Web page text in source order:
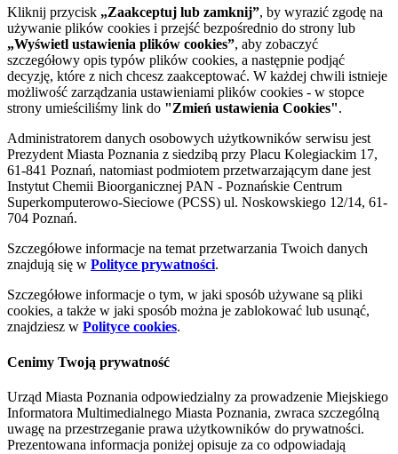
Kliknij przycisk „Zaakceptuj lub zamknij”, by wyrazić zgodę na
używanie plików cookies i przejść bezpośrednio do strony lub
„Wyświetl ustawienia plików cookies”, aby zobaczyć
szczegółowy opis typów plików cookies, a następnie podjąć
decyzję, które z nich chcesz zaakceptować. W każdej chwili istnieje
możliwość zarządzania ustawieniami plików cookies - w stopce
strony umieściliśmy link do "Zmień ustawienia Cookies".
Administratorem danych osobowych użytkowników serwisu jest
Prezydent Miasta Poznania z siedzibą przy Placu Kolegiackim 17,
61-841 Poznań, natomiast podmiotem przetwarzającym dane jest
Instytut Chemii Bioorganicznej PAN - Poznańskie Centrum
Superkomputerowo-Sieciowe (PCSS) ul. Noskowskiego 12/14, 61-
704 Poznań.
Szczegółowe informacje na temat przetwarzania Twoich danych
znajdują się w Polityce prywatności.
Szczegółowe informacje o tym, w jaki sposób używane są pliki
cookies, a także w jaki sposób można je zablokować lub usunąć,
znajdziesz w Polityce cookies.
Cenimy Twoją prywatność
Urząd Miasta Poznania odpowiedzialny za prowadzenie Miejskiego
Informatora Multimedialnego Miasta Poznania, zwraca szczególną
uwagę na przestrzeganie prawa użytkowników do prywatności.
Prezentowana informacja poniżej opisuje za co odpowiadają